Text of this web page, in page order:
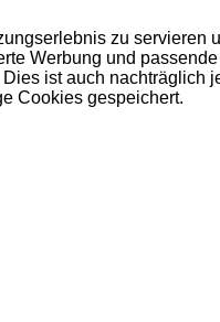
zu servieren
Werbung und passende
ist auch nachträglich
Cookies gespeichert.